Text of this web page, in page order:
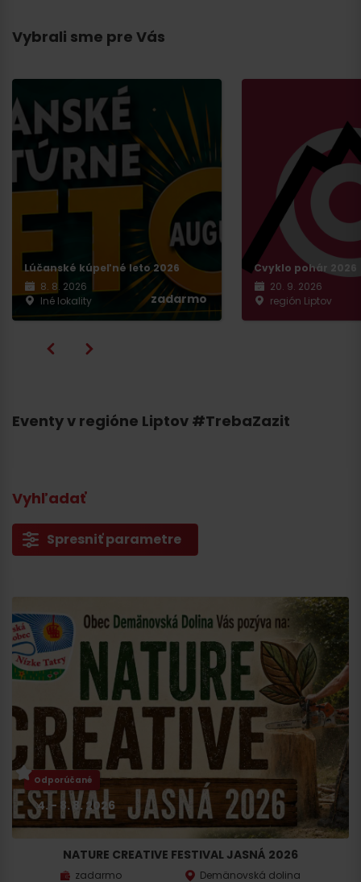
Vybrali sme pre Vás
Lúčanské kúpeľné leto 2026
8. 8. 2026
Iné lokality
zadarmo
Cvyklo pohár 2026
20. 9. 2026
región Liptov
Eventy v regióne Liptov #TrebaZazit
Vyhľadať
Spresniť parametre
Odporúčané
4. - 8. 8. 2026
NATURE CREATIVE FESTIVAL JASNÁ 2026
zadarmo Demänovská dolina